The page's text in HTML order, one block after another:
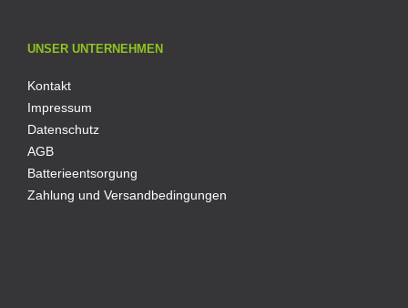
UNSER UNTERNEHMEN
Kontakt
Impressum
Datenschutz
AGB
Batterieentsorgung
Zahlung und Versandbedingungen